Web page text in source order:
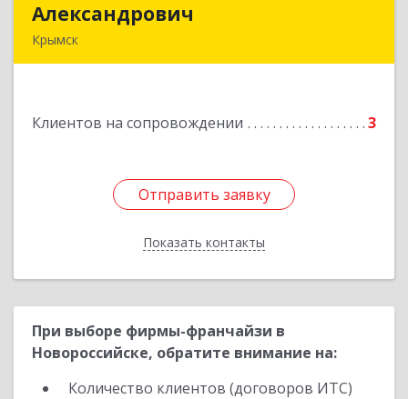
Александрович
Крымск
Клиентов на сопровождении 3
Отправить заявку
Показать контакты
Подробнее
Отправить заявку
Назад
При выборе фирмы-франчайзи в
Новороссийске, обратите внимание на:
Количество клиентов (договоров ИТС)